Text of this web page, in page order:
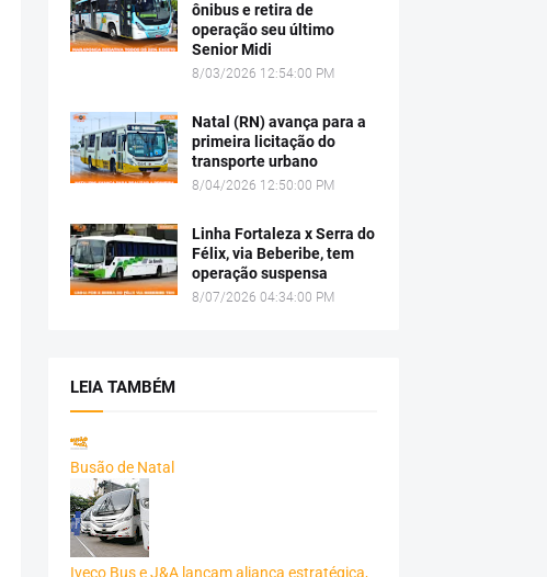
ônibus e retira de
operação seu último
Senior Midi
8/03/2026 12:54:00 PM
Natal (RN) avança para a
primeira licitação do
transporte urbano
8/04/2026 12:50:00 PM
Linha Fortaleza x Serra do
Félix, via Beberibe, tem
operação suspensa
8/07/2026 04:34:00 PM
LEIA TAMBÉM
Busão de Natal
Iveco Bus e J&A lançam aliança estratégica,